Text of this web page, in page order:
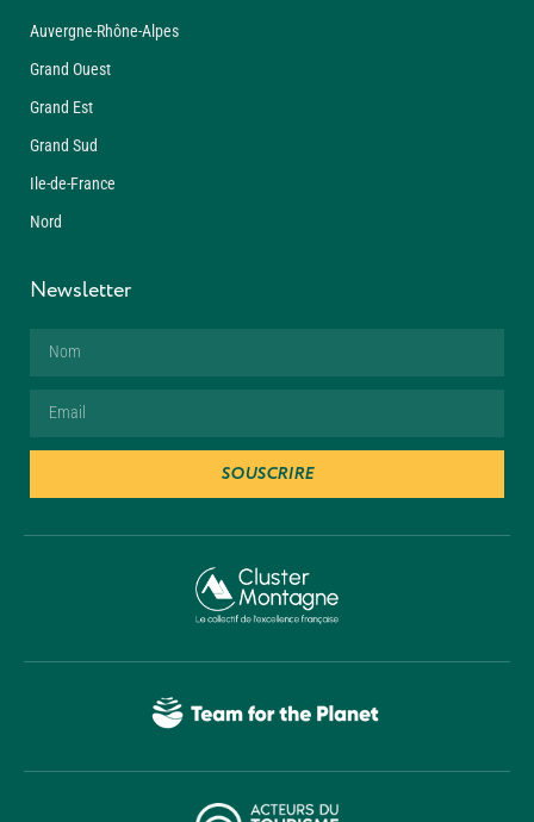
Auvergne-Rhône-Alpes
Grand Ouest
Grand Est
Grand Sud
Ile-de-France
Nord
Newsletter
SOUSCRIRE